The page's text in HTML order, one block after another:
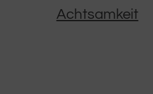
Achtsamkeit